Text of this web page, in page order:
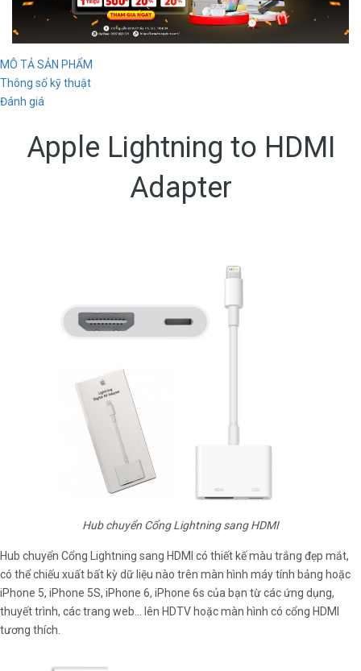
MÔ TẢ SẢN PHẨM
Thông số kỹ thuật
Đánh giá
Apple Lightning to HDMI
Adapter
Hub chuyển Cổng Lightning sang HDMI
Hub chuyển Cổng Lightning sang HDMI có thiết kế màu trắng đẹp mắt,
có thể chiếu xuất bất kỳ dữ liệu nào trên màn hình máy tính bảng hoặc
iPhone 5, iPhone 5S, iPhone 6, iPhone 6s của bạn từ các ứng dụng,
thuyết trình, các trang web… lên HDTV hoặc màn hình có cổng HDMI
tương thích.